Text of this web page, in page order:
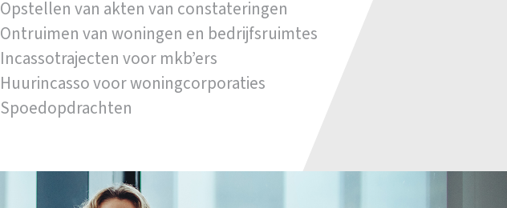
Opstellen van akten van constateringen
Ontruimen van woningen en bedrijfsruimtes
Incassotrajecten voor mkb’ers
Huurincasso voor woningcorporaties
Spoedopdrachten